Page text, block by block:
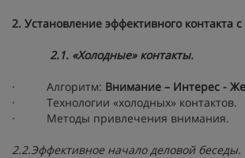
2. Установление эффективного контакта
2.1. «Холодные» контакты.
· Алгоритм: Внимание – Интерес -
· Технологии «холодных» контактов.
· Методы привлечения внимания.
2.2.Эффективное начало деловой беседы.